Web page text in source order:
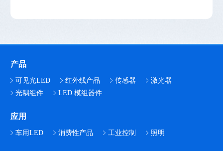
产品
可见光LED 红外线产品 传感器
激光器
光耦组件
LED 模组器件
应用
车用LED 消费性产品 工业控制 照明